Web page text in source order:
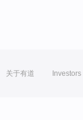
关于有道 Investors